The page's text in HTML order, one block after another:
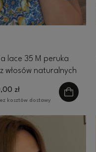
lace 35 M peruka
włosów naturalnych
blond z odrostem
zł
kosztów dostawy